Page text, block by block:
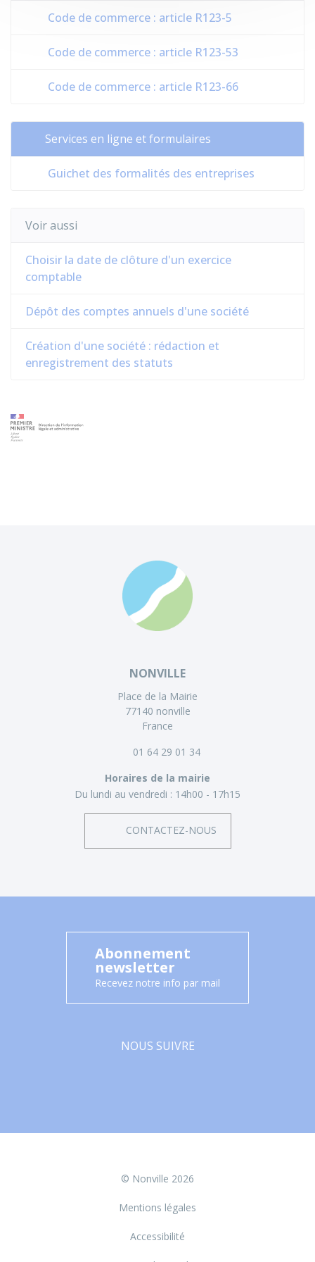
Code de commerce : article R123-5
Code de commerce : article R123-53
Code de commerce : article R123-66
Services en ligne et formulaires
Guichet des formalités des entreprises
Voir aussi
Choisir la date de clôture d'un exercice
comptable
Dépôt des comptes annuels d'une société
Création d'une société : rédaction et
enregistrement des statuts
NONVILLE
Place de la Mairie
77140 nonville
France
01 64 29 01 34
Horaires de la mairie
Du lundi au vendredi : 14h00 - 17h15
CONTACTEZ-NOUS
Abonnement
newsletter
Recevez notre info par mail
NOUS SUIVRE
© Nonville 2026
Mentions légales
Accessibilité